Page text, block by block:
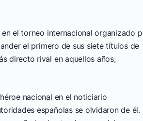
el torneo internacional organizado
el primero de sus siete títulos de
directo rival en aquellos años;
nacional en el noticiario
españolas se olvidaron de él.